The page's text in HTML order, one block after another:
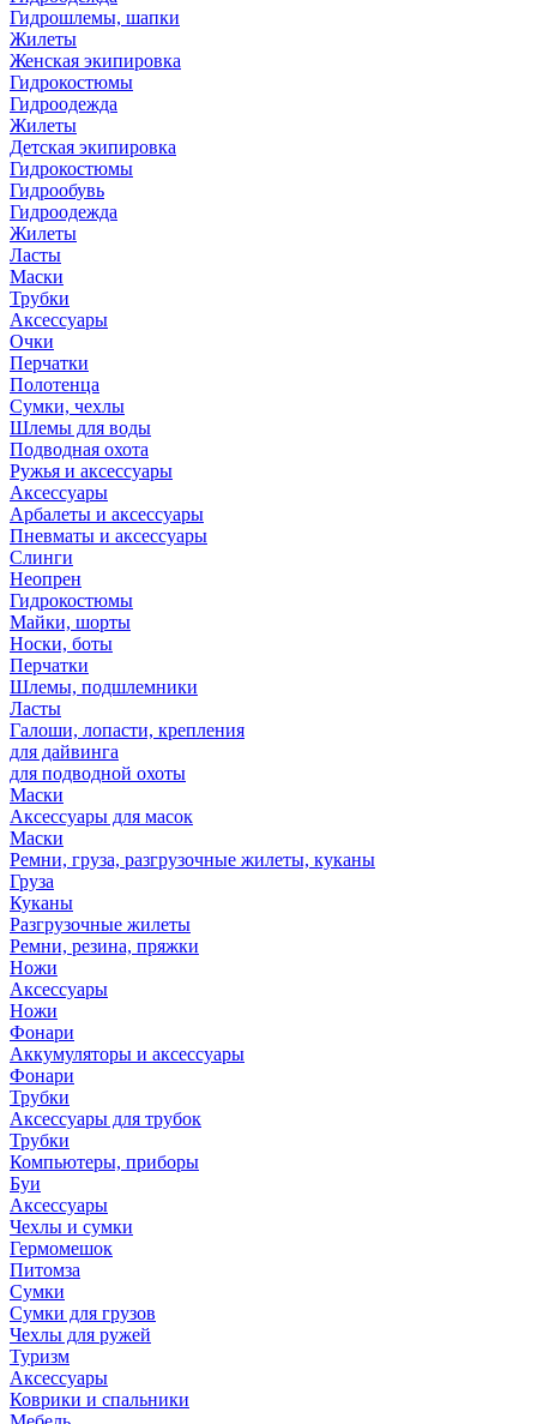
Гидрошлемы, шапки
Жилеты
Женская экипировка
Гидрокостюмы
Гидроодежда
Жилеты
Детская экипировка
Гидрокостюмы
Гидрообувь
Гидроодежда
Жилеты
Ласты
Маски
Трубки
Аксессуары
Очки
Перчатки
Полотенца
Сумки, чехлы
Шлемы для воды
Подводная охота
Ружья и аксессуары
Аксессуары
Арбалеты и аксессуары
Пневматы и аксессуары
Слинги
Неопрен
Гидрокостюмы
Майки, шорты
Носки, боты
Перчатки
Шлемы, подшлемники
Ласты
Галоши, лопасти, крепления
для дайвинга
для подводной охоты
Маски
Аксессуары для масок
Маски
Ремни, груза, разгрузочные жилеты, куканы
Груза
Куканы
Разгрузочные жилеты
Ремни, резина, пряжки
Ножи
Аксессуары
Ножи
Фонари
Аккумуляторы и аксессуары
Фонари
Трубки
Аксессуары для трубок
Трубки
Компьютеры, приборы
Буи
Аксессуары
Чехлы и сумки
Гермомешок
Питомза
Сумки
Сумки для грузов
Чехлы для ружей
Туризм
Аксессуары
Коврики и спальники